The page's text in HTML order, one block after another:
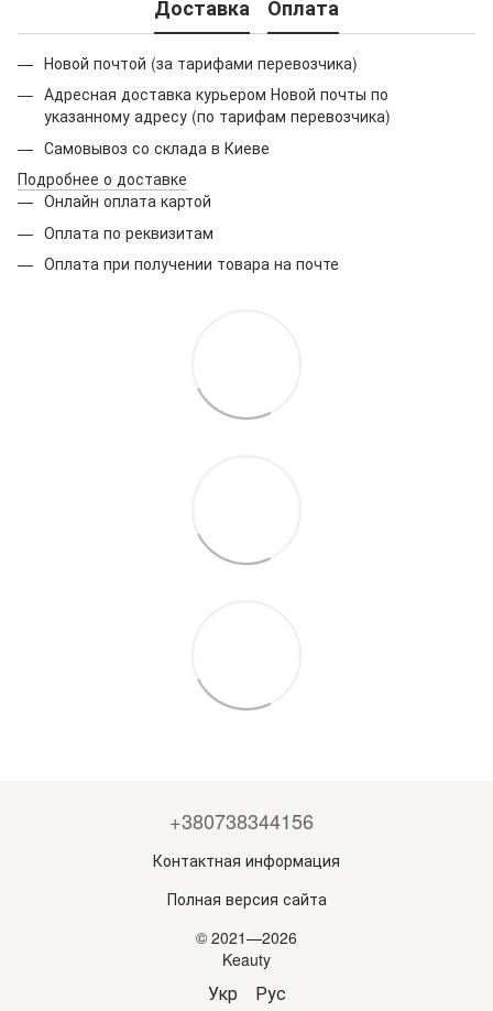
Доставка Оплата
Новой почтой (за тарифами перевозчика)
Адресная доставка курьером Новой почты по
указанному адресу (по тарифам перевозчика)
Самовывоз со склада в Киеве
Подробнее о доставке
Онлайн оплата картой
Оплата по реквизитам
Оплата при получении товара на почте
+380738344156
Контактная информация
Полная версия сайта
© 2021—2026
Keauty
Укр Рус